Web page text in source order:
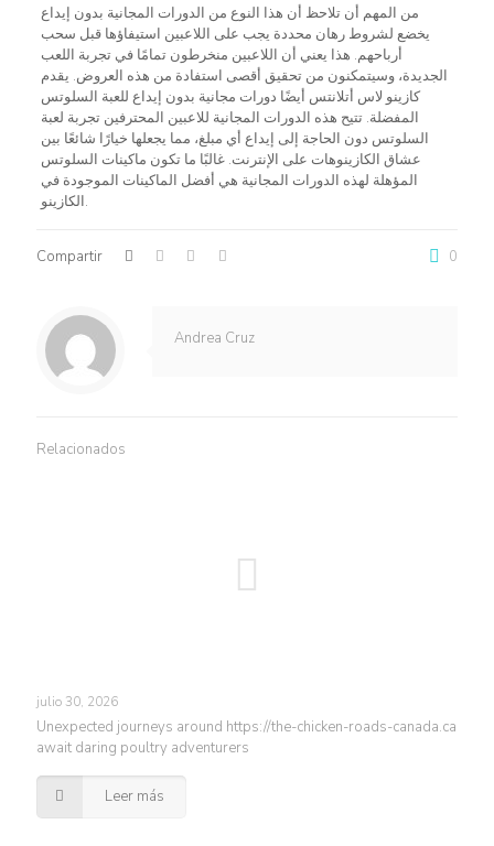
من المهم أن تلاحظ أن هذا النوع من الدورات المجانية بدون إيداع
يخضع لشروط رهان محددة يجب على اللاعبين استيفاؤها قبل سحب
أرباحهم. هذا يعني أن اللاعبين منخرطون تمامًا في تجربة اللعب
الجديدة، وسيتمكنون من تحقيق أقصى استفادة من هذه العروض. يقدم
كازينو لاس أتلانتس أيضًا دورات مجانية بدون إيداع للعبة السلوتس
المفضلة. تتيح هذه الدورات المجانية للاعبين المحترفين تجربة لعبة
السلوتس دون الحاجة إلى إيداع أي مبلغ، مما يجعلها خيارًا شائعًا بين
عشاق الكازينوهات على الإنترنت. غالبًا ما تكون ماكينات السلوتس
المؤهلة لهذه الدورات المجانية هي أفضل الماكينات الموجودة في
الكازينو.
Compartir 0
Andrea Cruz
Relacionados
julio 30, 2026
Unexpected journeys around https://the-chicken-roads-canada.ca
await daring poultry adventurers
Leer más